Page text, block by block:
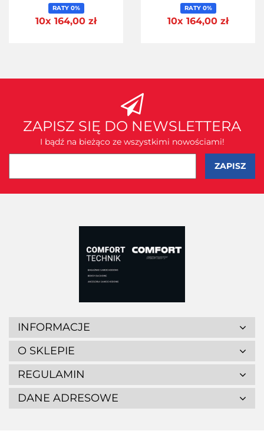
RATY 0%
10x 164,00 zł
RATY 0%
10x 164,00 zł
ZAPISZ SIĘ DO NEWSLETTERA
I bądź na bieżąco ze wszystkimi nowościami!
INFORMACJE
O SKLEPIE
REGULAMIN
DANE ADRESOWE